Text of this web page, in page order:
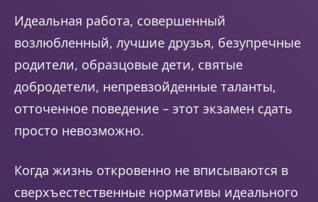
Идеальная работа, совершенный
возлюбленный, лучшие друзья, безупречные
родители, образцовые дети, святые
добродетели, непревзойденные таланты,
отточенное поведение – этот экзамен сдать
просто невозможно.
Когда жизнь откровенно не вписываются в
сверхъестественные нормативы идеального